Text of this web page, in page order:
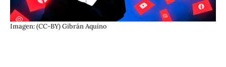
Imagen: (CC-BY) Gibrán Aquino